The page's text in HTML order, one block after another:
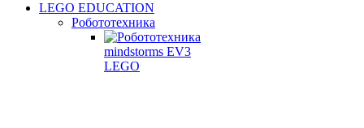
LEGO EDUCATION
Робототехника